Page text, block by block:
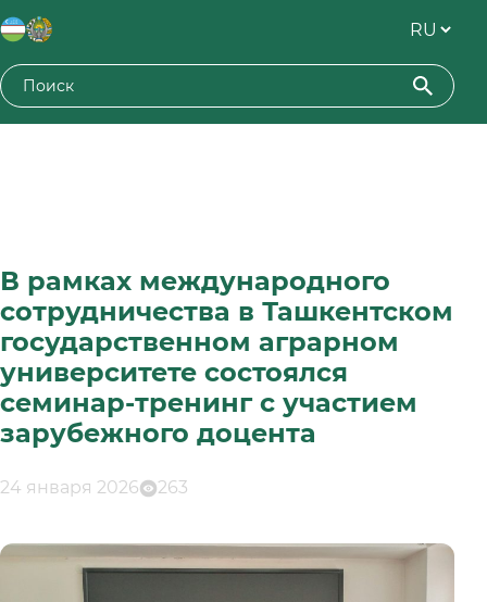
В рамках международного
сотрудничества в Ташкентском
государственном аграрном
университете состоялся
семинар-тренинг с участием
зарубежного доцента
24 января 2026 263